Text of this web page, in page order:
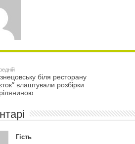
біля ресторану
влаштували розбірки
Гість